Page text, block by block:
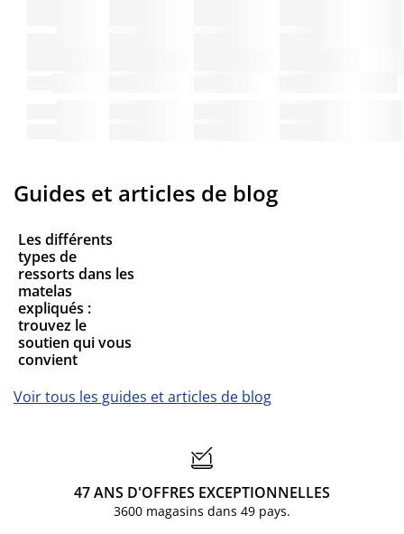
Guides et articles de blog
Les différents
types de
ressorts dans les
matelas
expliqués :
trouvez le
soutien qui vous
convient
Voir tous les guides et articles de blog
47 ANS D'OFFRES EXCEPTIONNELLES
3600 magasins dans 49 pays.